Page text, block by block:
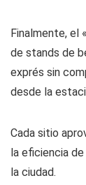
Finalmente, el
de stands de
exprés sin
desde la
Cada sitio
la eficiencia
la ciudad.